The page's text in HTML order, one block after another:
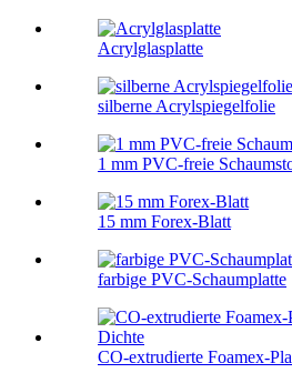
Acrylglasplatte
silberne Acrylspiegelfolie
1 mm PVC-freie
15 mm Forex-Blatt
farbige PVC-Schaumplatte
CO-extrudierte Foamex-